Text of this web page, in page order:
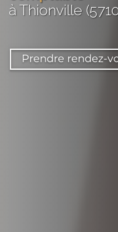
à Thionville
Prendre rendez-